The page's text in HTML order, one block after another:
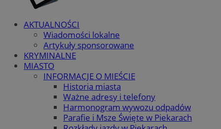
AKTUALNOŚCI
Wiadomości lokalne
Artykuły sponsorowane
KRYMINALNE
MIASTO
INFORMACJE O MIEŚCIE
Historia miasta
Ważne adresy i telefony
Harmonogram wywozu odpadów
Parafie i Msze Święte w Piekarach